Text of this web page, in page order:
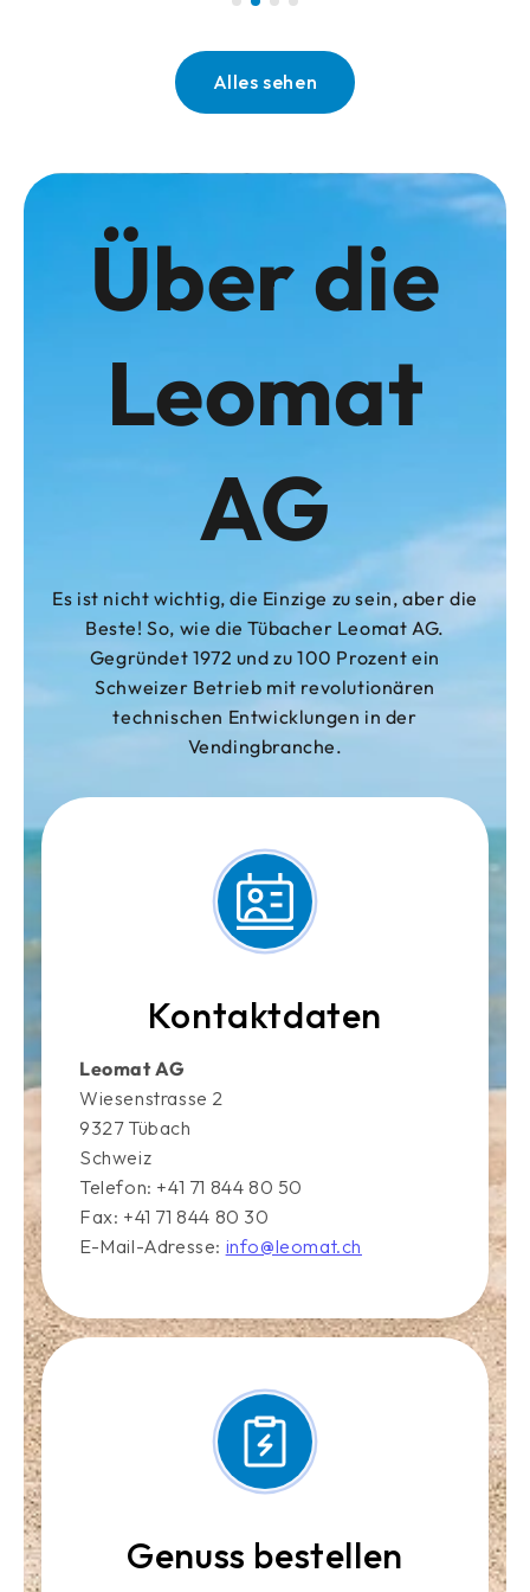
Alles sehen
Über die
Leomat
AG
Es ist nicht wichtig, die Einzige zu sein, aber die
Beste! So, wie die Tübacher Leomat AG.
Gegründet 1972 und zu 100 Prozent ein
Schweizer Betrieb mit revolutionären
technischen Entwicklungen in der
Vendingbranche.
Kontaktdaten
Leomat AG
Wiesenstrasse 2
9327 Tübach
Schweiz
Telefon: +41 71 844 80 50
Fax: +41 71 844 80 30
E-Mail-Adresse: info@leomat.ch
Genuss bestellen